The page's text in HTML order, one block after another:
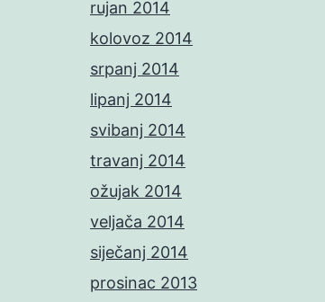
rujan 2014
kolovoz 2014
srpanj 2014
lipanj 2014
svibanj 2014
travanj 2014
ožujak 2014
veljača 2014
siječanj 2014
prosinac 2013